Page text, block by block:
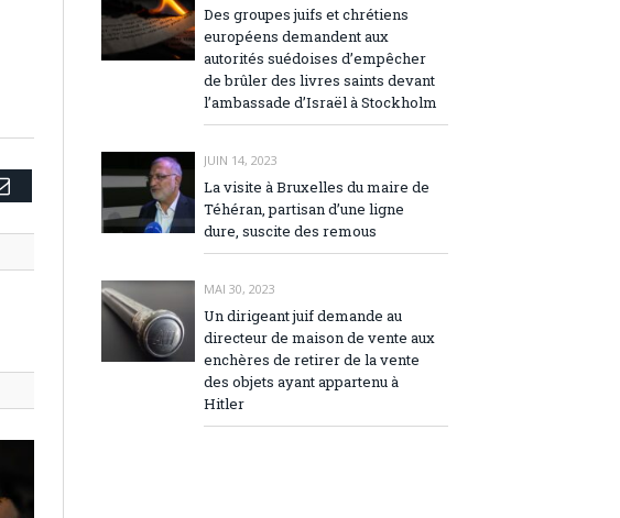
Email
Des groupes juifs et chrétiens
européens demandent aux
autorités suédoises d’empêcher
de brûler des livres saints devant
l’ambassade d’Israël à Stockholm
JUIN 14, 2023
La visite à Bruxelles du maire de
Téhéran, partisan d’une ligne
dure, suscite des remous
MAI 30, 2023
Un dirigeant juif demande au
directeur de maison de vente aux
enchères de retirer de la vente
des objets ayant appartenu à
Hitler